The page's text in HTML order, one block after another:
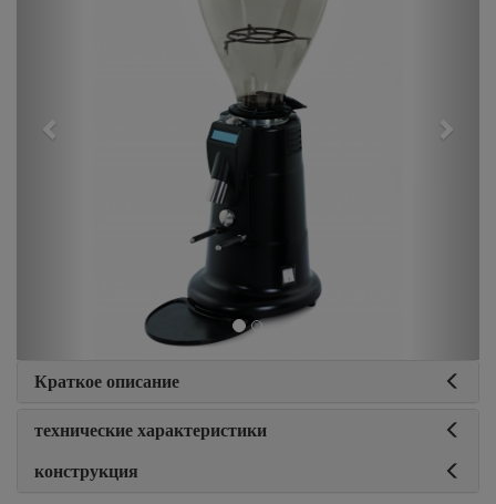
Краткое описание
технические характеристики
конструкция